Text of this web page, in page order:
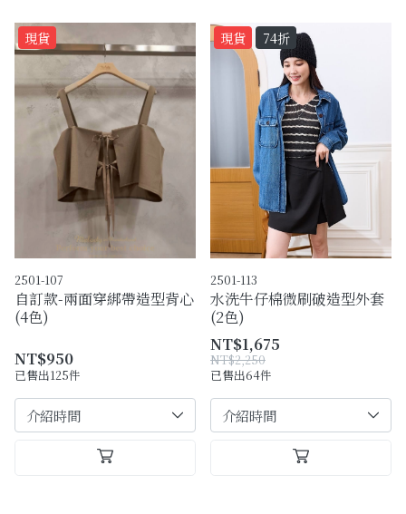
現貨
2501-107
自訂款-兩面穿綁帶造型背心
(4色)
NT$950
已售出125件
現貨 74折
2501-113
水洗牛仔棉微刷破造型外套
(2色)
NT$1,675
NT$2,250
已售出64件